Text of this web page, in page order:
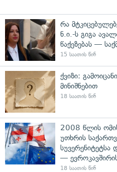
რა
ნ.ი.-ს გიგა
წაქეზებას —
15 საათის წინ
ქვიზი:
მინიშნებით
18 საათის წინ
2008 წლის
უთხრის
—
18 საათის წინ